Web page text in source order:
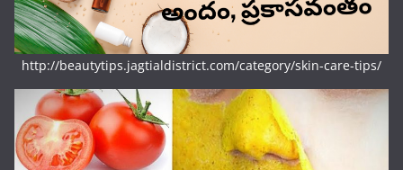
http://beautytips.jagtialdistrict.com/category/skin-care-tips/